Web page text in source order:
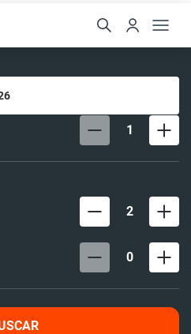
Rio Claro
1
2
0